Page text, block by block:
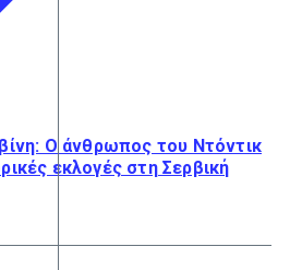
Ο άνθρωπος του Ντόντικ
εκλογές στη Σερβική